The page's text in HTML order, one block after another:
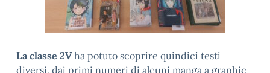
La classe 2Vha potuto scoprire quindici testi
diversi, dai primi numeri di alcuni manga a graphic